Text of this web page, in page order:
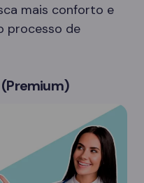
mais conforto e
processo de
(Premium)